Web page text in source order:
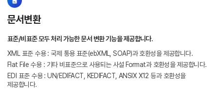
문서변환
표준/비표준 모두 처리 가능한 문서 변환 기능을 제공합니다.
XML 표준 수용 : 국제 통용 표준(ebXML, SOAP)과 호환성을 제공합니다.
Flat File 수용 : 기타 비표준으로 사용되는 사설 Format과 호환성을 제공합니다.
EDI 표준 수용 : UN/EDIFACT, KEDIFACT, ANSIX X12 등과 호환성을
제공합니다.